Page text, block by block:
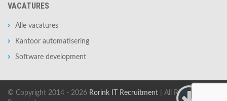
VACATURES
Alle vacatures
Kantoor automatisering
Software development
© Copyright 2014 - 2026 Rorink IT Recruitment | All Rights